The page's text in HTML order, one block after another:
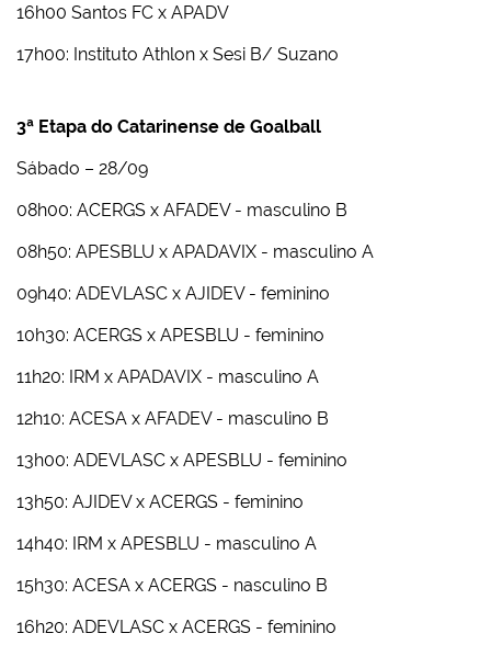
16h00 Santos FC x APADV
17h00: Instituto Athlon x Sesi B/ Suzano
3ª Etapa do Catarinense de Goalball
Sábado – 28/09
08h00: ACERGS x AFADEV - masculino B
08h50: APESBLU x APADAVIX - masculino A
09h40: ADEVLASC x AJIDEV - feminino
10h30: ACERGS x APESBLU - feminino
11h20: IRM x APADAVIX - masculino A
12h10: ACESA x AFADEV - masculino B
13h00: ADEVLASC x APESBLU - feminino
13h50: AJIDEV x ACERGS - feminino
14h40: IRM x APESBLU - masculino A
15h30: ACESA x ACERGS - nasculino B
16h20: ADEVLASC x ACERGS - feminino